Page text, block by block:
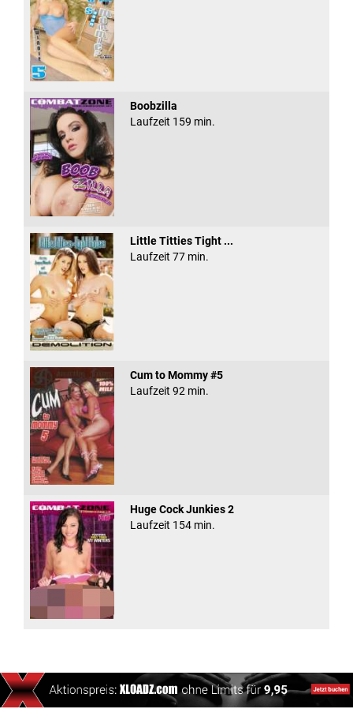
Boobzilla
Laufzeit 159 min.
Little Titties Tight ...
Laufzeit 77 min.
Cum to Mommy #5
Laufzeit 92 min.
Huge Cock Junkies 2
Laufzeit 154 min.